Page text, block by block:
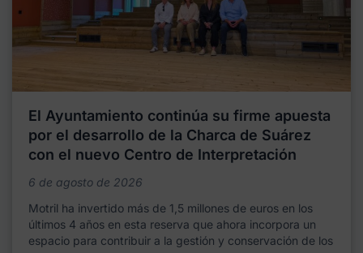
El Ayuntamiento continúa su firme apuesta
por el desarrollo de la Charca de Suárez
con el nuevo Centro de Interpretación
6 de agosto de 2026
Motril ha invertido más de 1,5 millones de euros en los
últimos 4 años en esta reserva que ahora incorpora un
espacio para contribuir a la gestión y conservación de los